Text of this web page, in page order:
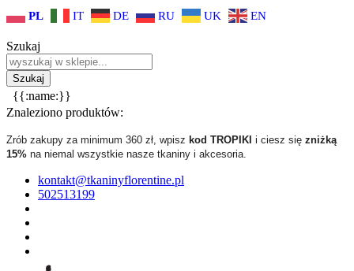
PL IT DE RU UK EN
Szukaj
{{:name:}}
Znaleziono produktów:
Zrób zakupy za minimum 360 zł, wpisz kod TROPIKI i ciesz się zniżką
15% na niemal wszystkie nasze tkaniny i akcesoria.
kontakt@tkaninyflorentine.pl
502513199